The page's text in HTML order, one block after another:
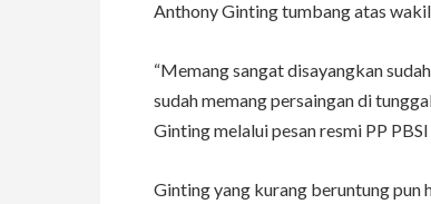
Anthony Ginting tumbang atas
“Memang sangat disayangkan
sudah memang persaingan di
Ginting melalui pesan resmi PP
Ginting yang kurang beruntung pun